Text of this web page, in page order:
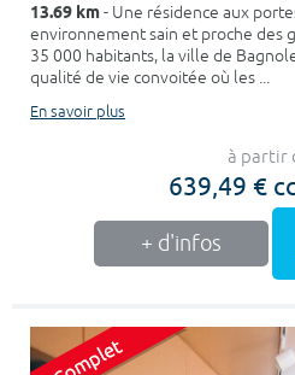
13.69 km- Une résidence aux
environnement sain et proche des
35 000 habitants, la ville de
qualité de vie convoitée où les ...
En savoir plus
à partir
639,49 €
+ d'infos